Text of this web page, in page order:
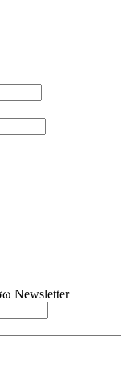
Newsletter